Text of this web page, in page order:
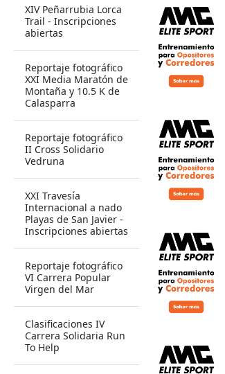
XIV Peñarrubia Lorca
Trail - Inscripciones
abiertas
Reportaje fotográfico
XXI Media Maratón de
Montaña y 10.5 K de
Calasparra
Reportaje fotográfico
II Cross Solidario
Vedruna
XXI Travesía
Internacional a nado
Playas de San Javier -
Inscripciones abiertas
Reportaje fotográfico
VI Carrera Popular
Virgen del Mar
Clasificaciones IV
Carrera Solidaria Run
To Help